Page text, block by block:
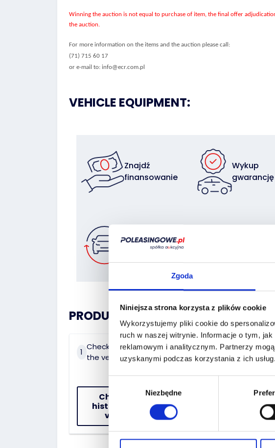
Zgoda
Niniejsza strona korzysta z plików cookie
Wykorzystujemy pliki cookie do
ruch w naszej witrynie. Informacje o tym,
reklamowym i analitycznym. Partnerzy
uzyskanymi podczas korzystania z ich usług.
Niezbędne
Winning the auction is not equal to purchase of item, the final offer
the auction.
For more information on the items and the auction please call:
(71) 715 60 17
or e-mail to: info@ecr.com.pl
VEHICLE EQUIPMENT:
Znajdź
finansowanie
Wykup
gwarancję
Zostaw auto
w rozliczeniu
PRODUCT HISTORY:
1
Check the history of
the vehicle
Check the
history of the
vehicle
2
On the
data:
VIN No.:
Date of first